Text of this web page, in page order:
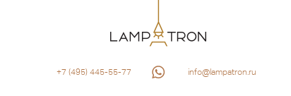
+7 (495) 445-55-77 info@lampatron.ru